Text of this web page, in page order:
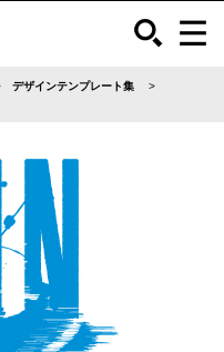
デザインテンプレート集